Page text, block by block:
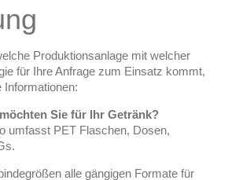
Produktionsanlage mit welcher
für Ihre Anfrage zum Einsatz kommt,
Informationen:
Sie für Ihr Getränk?
umfasst PET Flaschen, Dosen,
alle gängigen Formate für